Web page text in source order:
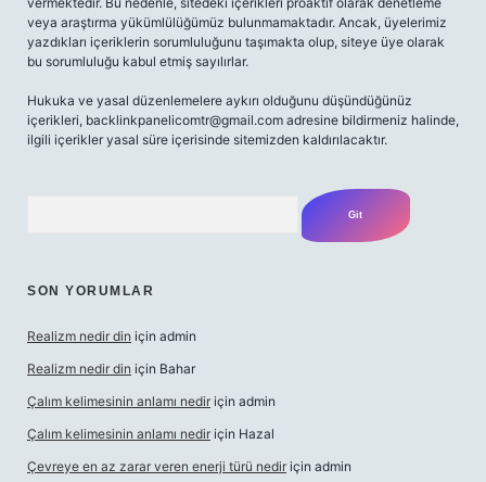
veya araştırma yükümlülüğümüz bulunmamaktadır. Ancak, üyelerimiz
yazdıkları içeriklerin sorumluluğunu taşımakta olup, siteye üye olarak
bu sorumluluğu kabul etmiş sayılırlar.
Hukuka ve yasal düzenlemelere aykırı olduğunu düşündüğünüz
içerikleri, backlinkpanelicomtr@gmail.com adresine bildirmeniz halinde,
ilgili içerikler yasal süre içerisinde sitemizden kaldırılacaktır.
SON YORUMLAR
Realizm nedir din için admin
Realizm nedir din için Bahar
Çalım kelimesinin anlamı nedir için admin
Çalım kelimesinin anlamı nedir için Hazal
Çevreye en az zarar veren enerji türü nedir için admin